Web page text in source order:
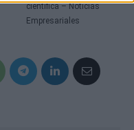
científica – Noticias
Empresariales